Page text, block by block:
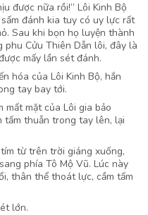
được nữa rồi!” Lôi Kinh Bộ
đánh kia tuy có uy lực rất
Sau khi bọn họ luyện thành
Cửu Thiên Dẫn lôi, đây là
mấy lần sét đánh.
hóa của Lôi Kinh Bộ, hắn
tay bay tới.
mất mặt của Lôi gia bảo
tấm thuẫn trong tay lên, lại
từ trên trời giáng xuống,
phía Tô Mộ Vũ. Lúc này
thân thể thoát lực, cầm tấm
lớn.